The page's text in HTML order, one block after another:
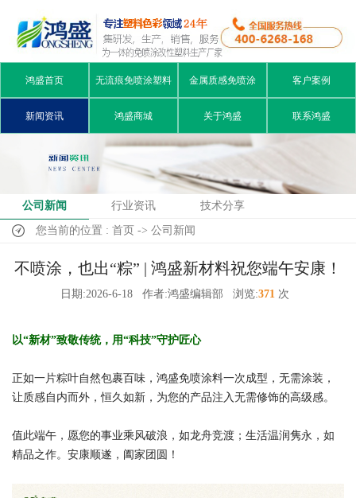
鸿盛首页 无流痕免喷涂塑料 金属质感免喷涂 客户案例
新闻资讯 鸿盛商城 关于鸿盛 联系鸿盛
公司新闻 行业资讯 技术分享
您当前的位置 : 首页 -> 公司新闻
不喷涂，也出“粽” | 鸿盛新材料祝您端午安康！
日期:2026-6-18 作者:鸿盛编辑部 浏览:371 次
以“新材”致敬传统，用“科技”守护匠心
正如一片粽叶自然包裹百味，鸿盛免喷涂料一次成型，无需涂装，
让质感自内而外，恒久如新，为您的产品注入无需修饰的高级感。
值此端午，愿您的事业乘风破浪，如龙舟竞渡；生活温润隽永，如
精品之作。安康顺遂，阖家团圆！